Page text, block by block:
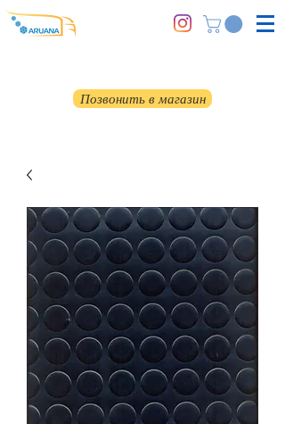
Позвонить в магазин